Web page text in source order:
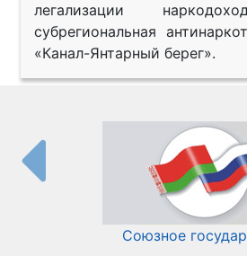
легализации
субрегиональная
«Канал-Янтарный берег».
Союзное